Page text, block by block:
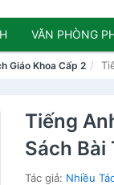
VĂN PHÒNG
Giáo Khoa Cấp 2
Tiếng
Sách Bài
Tác giả: Nhiều